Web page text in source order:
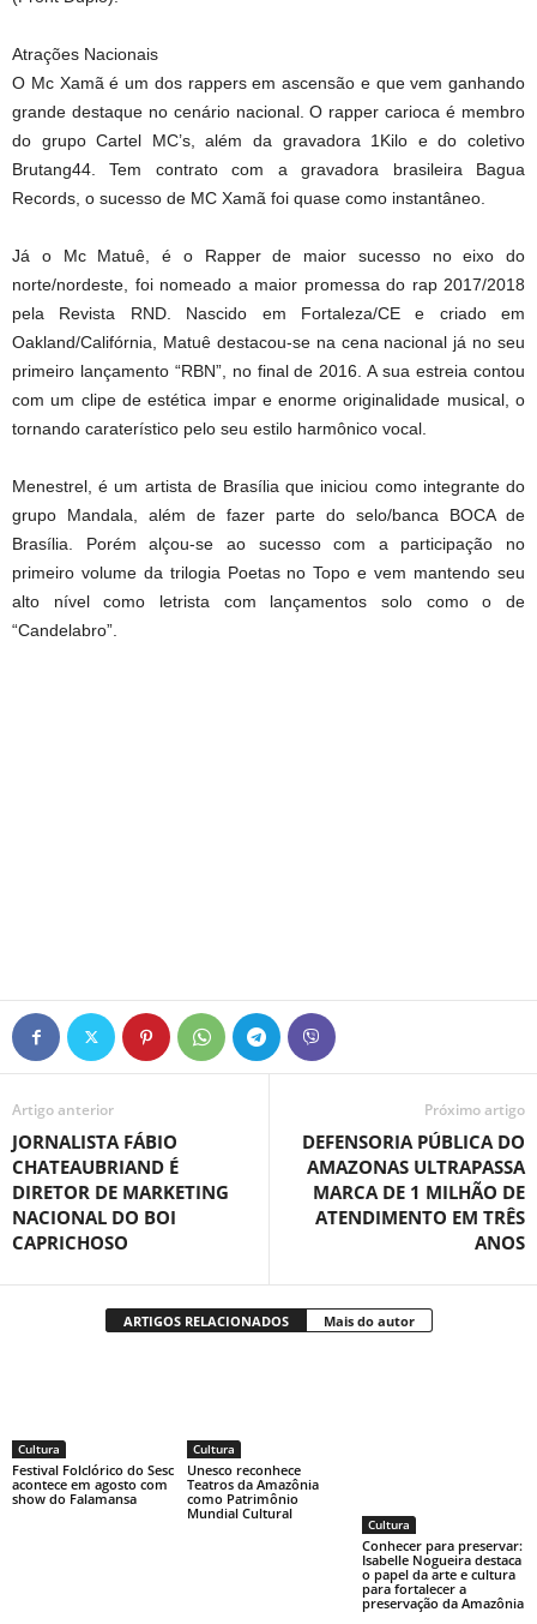
Atrações Nacionais
O Mc Xamã é um dos rappers em ascensão e que vem ganhando
grande destaque no cenário nacional. O rapper carioca é membro
do grupo Cartel MC’s, além da gravadora 1Kilo e do coletivo
Brutang44. Tem contrato com a gravadora brasileira Bagua
Records, o sucesso de MC Xamã foi quase como instantâneo.
Já o Mc Matuê, é o Rapper de maior sucesso no eixo do
norte/nordeste, foi nomeado a maior promessa do rap 2017/2018
pela Revista RND. Nascido em Fortaleza/CE e criado em
Oakland/Califórnia, Matuê destacou-se na cena nacional já no seu
primeiro lançamento “RBN”, no final de 2016. A sua estreia contou
com um clipe de estética impar e enorme originalidade musical, o
tornando caraterístico pelo seu estilo harmônico vocal.
Menestrel, é um artista de Brasília que iniciou como integrante do
grupo Mandala, além de fazer parte do selo/banca BOCA de
Brasília. Porém alçou-se ao sucesso com a participação no
primeiro volume da trilogia Poetas no Topo e vem mantendo seu
alto nível como letrista com lançamentos solo como o de
“Candelabro”.
Artigo anterior
JORNALISTA FÁBIO
CHATEAUBRIAND É
DIRETOR DE MARKETING
NACIONAL DO BOI
CAPRICHOSO
Próximo artigo
DEFENSORIA PÚBLICA DO
AMAZONAS ULTRAPASSA
MARCA DE 1 MILHÃO DE
ATENDIMENTO EM TRÊS
ANOS
ARTIGOS RELACIONADOS Mais do autor
Cultura
Festival Folclórico do Sesc
acontece em agosto com
show do Falamansa
Cultura
Unesco reconhece
Teatros da Amazônia
como Patrimônio
Mundial Cultural
Cultura
Conhecer para preservar:
Isabelle Nogueira destaca
o papel da arte e cultura
para fortalecer a
preservação da Amazônia